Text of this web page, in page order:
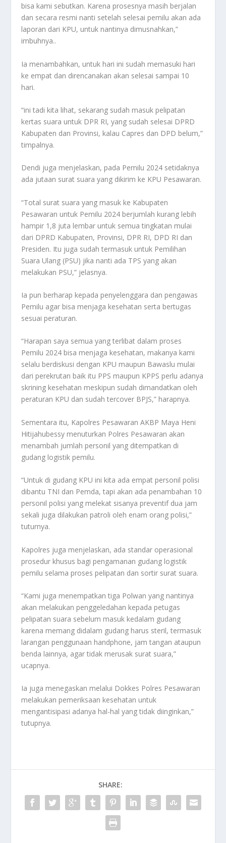
bisa kami sebutkan. Karena prosesnya masih berjalan
dan secara resmi nanti setelah selesai pemilu akan ada
laporan dari KPU, untuk nantinya dimusnahkan,”
imbuhnya..
Ia menambahkan, untuk hari ini sudah memasuki hari
ke empat dan direncanakan akan selesai sampai 10
hari.
“ini tadi kita lihat, sekarang sudah masuk pelipatan
kertas suara untuk DPR RI, yang sudah selesai DPRD
Kabupaten dan Provinsi, kalau Capres dan DPD belum,”
timpalnya.
Dendi juga menjelaskan, pada Pemilu 2024 setidaknya
ada jutaan surat suara yang dikirim ke KPU Pesawaran.
“Total surat suara yang masuk ke Kabupaten
Pesawaran untuk Pemilu 2024 berjumlah kurang lebih
hampir 1,8 juta lembar untuk semua tingkatan mulai
dari DPRD Kabupaten, Provinsi, DPR RI, DPD RI dan
Presiden. Itu juga sudah termasuk untuk Pemilihan
Suara Ulang (PSU) jika nanti ada TPS yang akan
melakukan PSU,” jelasnya.
Ia pun berharap kepada penyelenggara dan pengawas
Pemilu agar bisa menjaga kesehatan serta bertugas
sesuai peraturan.
“Harapan saya semua yang terlibat dalam proses
Pemilu 2024 bisa menjaga kesehatan, makanya kami
selalu berdiskusi dengan KPU maupun Bawaslu mulai
dari perekrutan baik itu PPS maupun KPPS perlu adanya
skrining kesehatan meskipun sudah dimandatkan oleh
peraturan KPU dan sudah tercover BPJS,” harapnya.
Sementara itu, Kapolres Pesawaran AKBP Maya Heni
Hitijahubessy menuturkan Polres Pesawaran akan
menambah jumlah personil yang ditempatkan di
gudang logistik pemilu.
“Untuk di gudang KPU ini kita ada empat personil polisi
dibantu TNI dan Pemda, tapi akan ada penambahan 10
personil polisi yang melekat sisanya preventif dua jam
sekali juga dilakukan patroli oleh enam orang polisi,”
tuturnya.
Kapolres juga menjelaskan, ada standar operasional
prosedur khusus bagi pengamanan gudang logistik
pemilu selama proses pelipatan dan sortir surat suara.
“Kami juga menempatkan tiga Polwan yang nantinya
akan melakukan penggeledahan kepada petugas
pelipatan suara sebelum masuk kedalam gudang
karena memang didalam gudang harus steril, termasuk
larangan penggunaan handphone, jam tangan ataupun
benda lainnya, agar tidak merusak surat suara,”
ucapnya.
Ia juga menegaskan melalui Dokkes Polres Pesawaran
melakukan pemeriksaan kesehatan untuk
mengantisipasi adanya hal-hal yang tidak diinginkan,”
tutupnya.
SHARE: